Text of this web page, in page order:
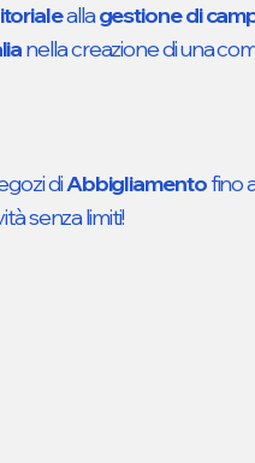
allagestione di
nella creazione di una
diAbbigliamentofino
senza limiti!